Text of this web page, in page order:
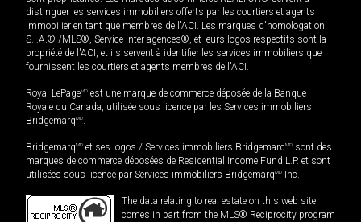
distinguer les services immobiliers offerts par les courtiers et agents
immobilier en tant que membres de l'ACI. Les marques d'homologation
S.I.A.® /MLS®, Service inter-agences®, et leurs logos respectifs sont la
propriété de l'ACI, et ils servent à identifier les services immobiliers que
fournissent les courtiers et agents membres de l'ACI.
Royal LePageMD est une marque de commerce déposée de la Banque
Royale du Canada, utilisée sous licence par les Services immobiliers
BridgemarqMD.
BridgemarqMD et ses logos / Services immobiliers BridgemarqMD sont des
marques de commerce déposées de Residential Income Fund L.P. et sont
utilisées sous licence par Services immobiliers BridgemarqMD Inc.
The data relating to real estate on this web site
comes in part from the MLS® Reciprocity program